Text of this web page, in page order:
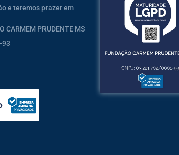
e teremos prazer em
CARMEM PRUDENTE MS
93